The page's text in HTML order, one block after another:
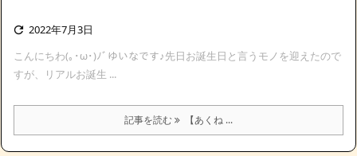
 2022年7月3日
こんにちわ(｡･ω･)ﾉﾞゆいなです♪先日お誕生日と言うモノを迎えたので
すが、リアルお誕生 ...
記事を読む 【あくね ...